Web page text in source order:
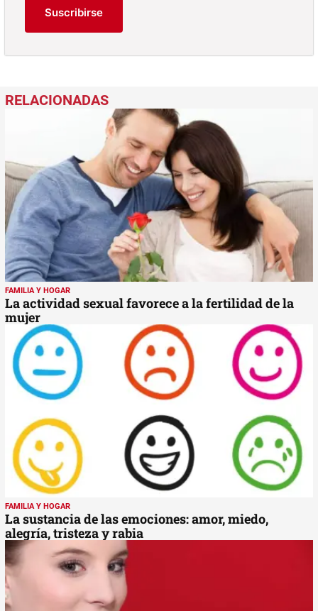
Suscribirse
FAMILIA Y HOGAR
La actividad sexual favorece a la fertilidad de la
mujer
FAMILIA Y HOGAR
La sustancia de las emociones: amor, miedo,
alegría, tristeza y rabia